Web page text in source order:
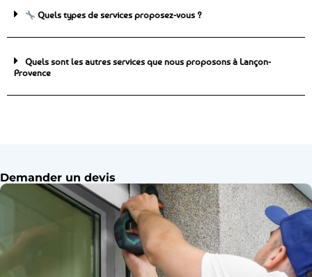
Quels types de services proposez-vous ?
Quels sont les autres services que nous proposons à Lançon-
Provence
Demander un devis